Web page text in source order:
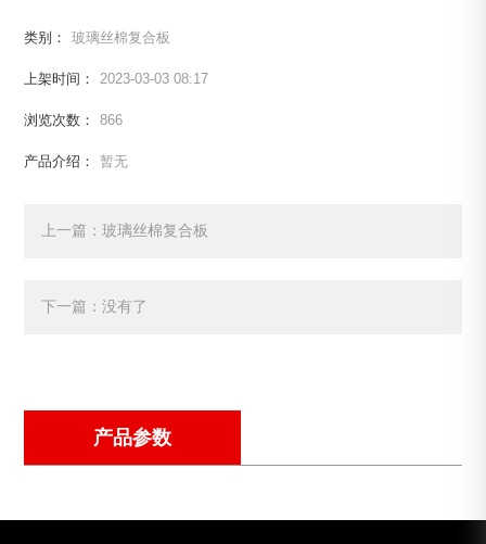
类别： 玻璃丝棉复合板
上架时间： 2023-03-03 08:17
浏览次数： 866
产品介绍： 暂无
上一篇：玻璃丝棉复合板
下一篇：没有了
产品参数